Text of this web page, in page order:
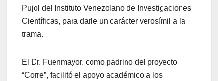
Pujol del Instituto Venezolano de Investigaciones
Científicas, para darle un carácter verosímil a la
trama.
El Dr. Fuenmayor, como padrino del proyecto
“Corre”, facilitó el apoyo académico a los